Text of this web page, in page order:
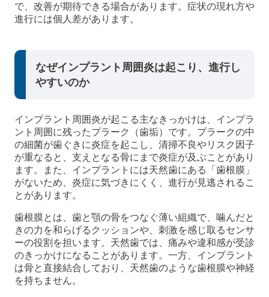
で、改善が期待できる場合があります。症状の現れ方や
進行には個人差があります。
なぜインプラント周囲炎は起こり、進行し
やすいのか
インプラント周囲炎が起こる主なきっかけは、インプラ
ント周囲に残ったプラーク（歯垢）です。プラークの中
の細菌が歯ぐきに炎症を起こし、清掃不良やリスク因子
が重なると、支えとなる骨にまで炎症が及ぶことがあり
ます。また、インプラントには天然歯にある「歯根膜」
がないため、炎症に気づきにくく、進行が見逃されるこ
とがあります。
歯根膜とは、歯と顎の骨をつなぐ薄い組織で、噛んだと
きの力を和らげるクッションや、刺激を感じ取るセンサ
ーの役割を担います。天然歯では、痛みや違和感が受診
のきっかけになることがあります。一方、インプラント
は骨と直接結合しており、天然歯のような歯根膜や神経
を持ちません。